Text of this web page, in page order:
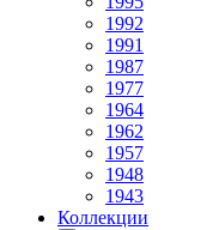
1992
1991
1987
1977
1964
1962
1957
1948
1943
Коллекции